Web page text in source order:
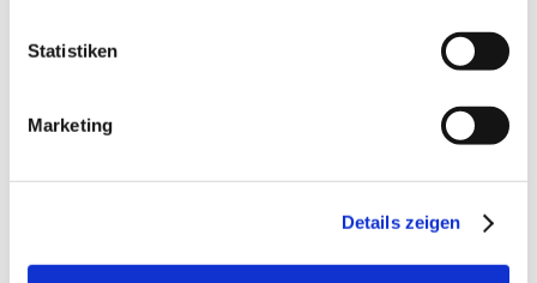
Statistiken
Marketing
Details zeigen
Tennisplatz
Gemeinschaftsbereiche
Sonnenschirme
Sonnenstühle/-liegen
Terrasse